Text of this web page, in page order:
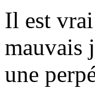
Il est
mauvais
une